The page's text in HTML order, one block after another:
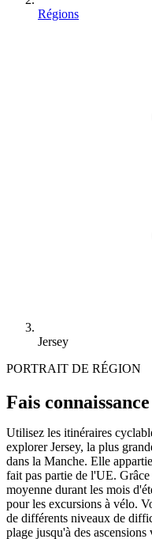
Régions
Jersey
PORTRAIT DE RÉGION
Fais
Utilisez les itinéraires
explorer Jersey, la plus
dans la Manche. Elle
fait pas partie de l'UE.
moyenne durant les mois
pour les excursions à vélo.
de différents niveaux de
plage jusqu'à des ascensions